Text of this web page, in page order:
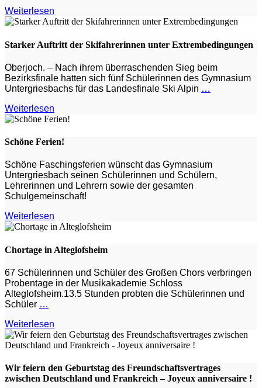
Weiterlesen
Starker Auftritt der Skifahrerinnen unter Extrembedingungen
Oberjoch. – Nach ihrem überraschenden Sieg beim
Bezirksfinale hatten sich fünf Schülerinnen des Gymnasium
Untergriesbachs für das Landesfinale Ski Alpin …
Weiterlesen
Schöne Ferien!
Schöne Faschingsferien wünscht das Gymnasium
Untergriesbach seinen Schülerinnen und Schülern,
Lehrerinnen und Lehrern sowie der gesamten
Schulgemeinschaft!
Weiterlesen
Chortage in Alteglofsheim
67 Schülerinnen und Schüler des Großen Chors verbringen
Probentage in der Musikakademie Schloss
Alteglofsheim.13.5 Stunden probten die Schülerinnen und
Schüler …
Weiterlesen
Wir feiern den Geburtstag des Freundschaftsvertrages
zwischen Deutschland und Frankreich – Joyeux anniversaire !